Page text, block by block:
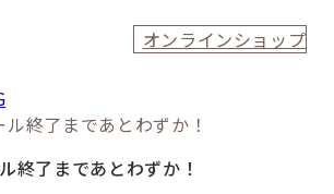
オンラインショップ
ル終了まであとわずか！
終了まであとわずか！